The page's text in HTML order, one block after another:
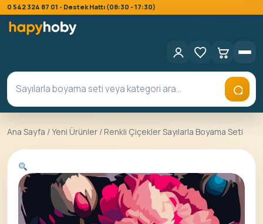
0 542 324 87 01 - Destek Hattı (08:30 - 17:30)
Ana Sayfa /Yeni Ürünler / Renkli Çiçekler Sayılarla Boyama Seti